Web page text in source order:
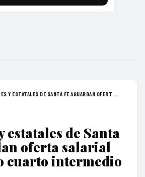
Y ESTATALES DE SANTA FE AGUARDAN OFERT...
estatales de Santa
oferta salarial
cuarto intermedio